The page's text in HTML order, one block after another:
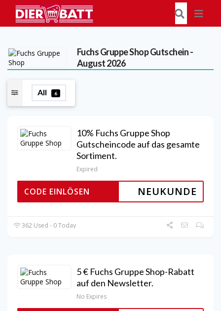
Fuchs Gruppe ShopGutschein -
August 2026
All 6
10% Fuchs Gruppe Shop
Gutscheincode auf das gesamte
Sortiment.
Expired
NEUKUNDE
CODE EINLÖSEN
362 Used - 0 Today
5 € Fuchs Gruppe Shop-Rabatt
auf den Newsletter.
No Expires